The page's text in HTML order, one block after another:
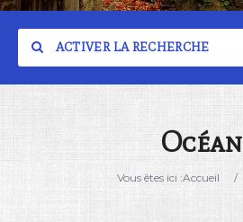
ACTIVER LA RECHERCHE
Océan
Vous êtes ici :Accueil /